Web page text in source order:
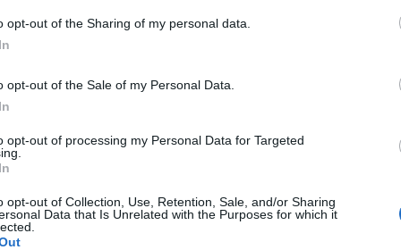
opt-out of the Sharing of my personal data.
opt-out of the Sale of my Personal Data.
opt-out of processing my Personal Data for Targeted
opt-out of Collection, Use, Retention, Sale, and/or Sharing
Data that Is Unrelated with the Purposes for which it
nato a Bergamo, residente
laureato in economia e disoccupato,
momento non sono emersi collegamenti
né elementi legati all’uso di
portato avanti a Modena,
un profilo che ricorda altro.